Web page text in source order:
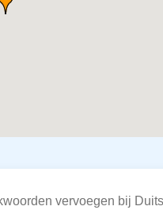
vervoegen bij